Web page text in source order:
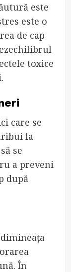
este
este o
de cap
toxice
care se
la
se
a preveni
după
În